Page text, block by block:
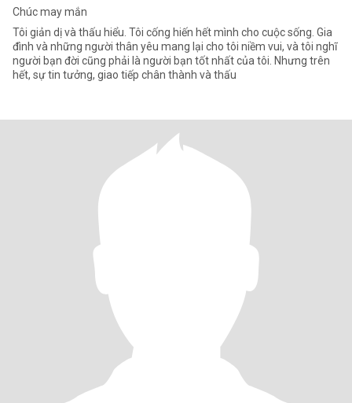
Chúc may mắn
Tôi giản dị và thấu hiểu. Tôi cống hiến hết mình cho cuộc sống. Gia
đình và những người thân yêu mang lại cho tôi niềm vui, và tôi nghĩ
người bạn đời cũng phải là người bạn tốt nhất của tôi. Nhưng trên
hết, sự tin tưởng, giao tiếp chân thành và thấu